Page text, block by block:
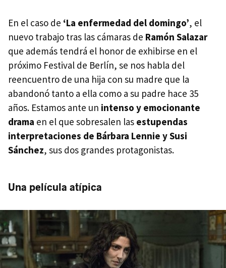
En el caso de ‘La enfermedad del domingo’, el
nuevo trabajo tras las cámaras de Ramón Salazar
que además tendrá el honor de exhibirse en el
próximo Festival de Berlín, se nos habla del
reencuentro de una hija con su madre que la
abandonó tanto a ella como a su padre hace 35
años. Estamos ante un intenso y emocionante
drama en el que sobresalen las estupendas
interpretaciones de Bárbara Lennie y Susi
Sánchez, sus dos grandes protagonistas.
Una película atípica